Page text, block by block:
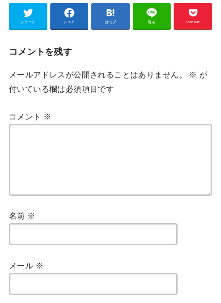
ツイート シェア はてブ 送る Pocket
コメントを残す
メールアドレスが公開されることはありません。 ※ が
付いている欄は必須項目です
コメント ※
名前 ※
メール ※